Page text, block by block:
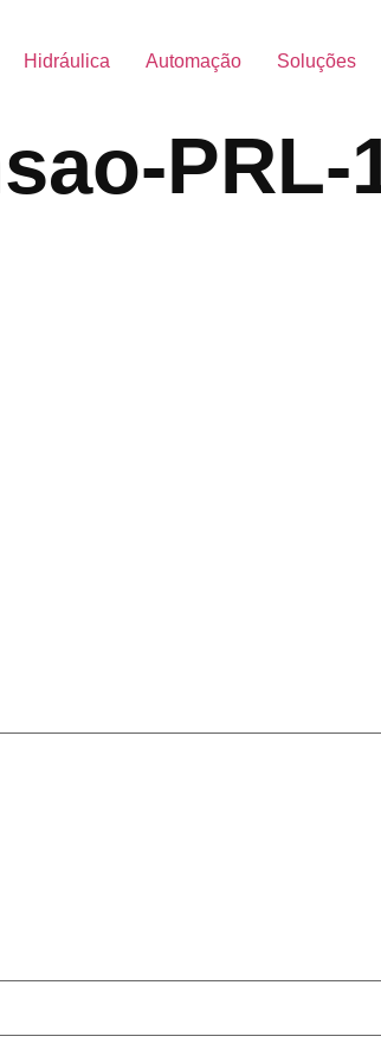
Hidráulica Automação Soluções
PRL-